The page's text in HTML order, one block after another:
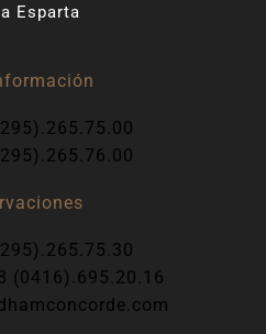
Esparta
(0416).695.20.16